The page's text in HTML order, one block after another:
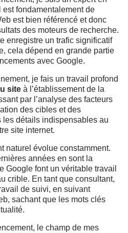
fondamentalement de
est bien référencé et donc
des moteurs de recherche.
enregistre un trafic significatif
cela dépend en grande partie
avec Google.
je fais un travail profond
site à l’établissement de la
par l’analyse des facteurs
des cibles et des
les détails indispensables au
site internet.
naturel évolue constamment.
années en sont la
Google font un véritable travail
crible. En tant que consultant,
de suivi, en suivant
sachant que les mots clés
le champ de mes